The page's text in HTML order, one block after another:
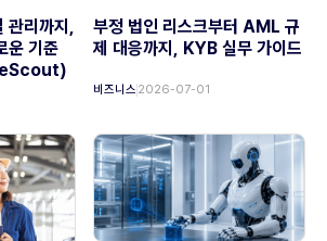
관리까지,
운 기준
부정 법인 리스크부터 AML 규
제 대응까지, KYB 실무 가이드
비즈니스 2026-07-01